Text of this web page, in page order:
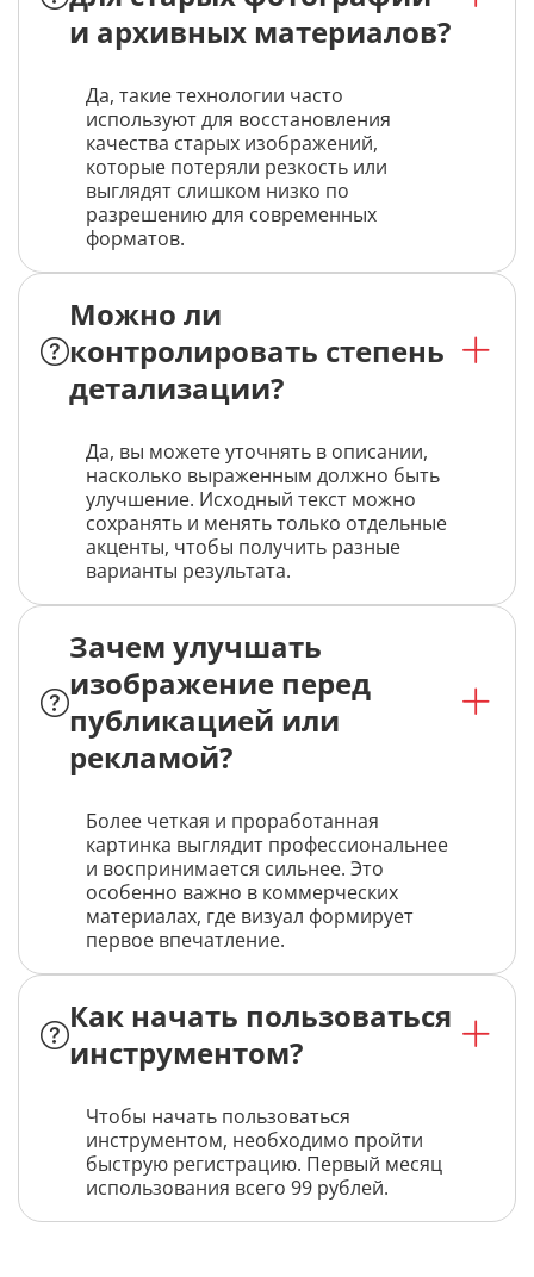
и архивных материалов?
Да, такие технологии часто
используют для восстановления
качества старых изображений,
которые потеряли резкость или
выглядят слишком низко по
разрешению для современных
форматов.
Можно ли
контролировать степень
детализации?
Да, вы можете уточнять в описании,
насколько выраженным должно быть
улучшение. Исходный текст можно
сохранять и менять только отдельные
акценты, чтобы получить разные
варианты результата.
Зачем улучшать
изображение перед
публикацией или
рекламой?
Более четкая и проработанная
картинка выглядит профессиональнее
и воспринимается сильнее. Это
особенно важно в коммерческих
материалах, где визуал формирует
первое впечатление.
Как начать пользоваться
инструментом?
Чтобы начать пользоваться
инструментом, необходимо пройти
быструю регистрацию. Первый месяц
использования всего 99 рублей.